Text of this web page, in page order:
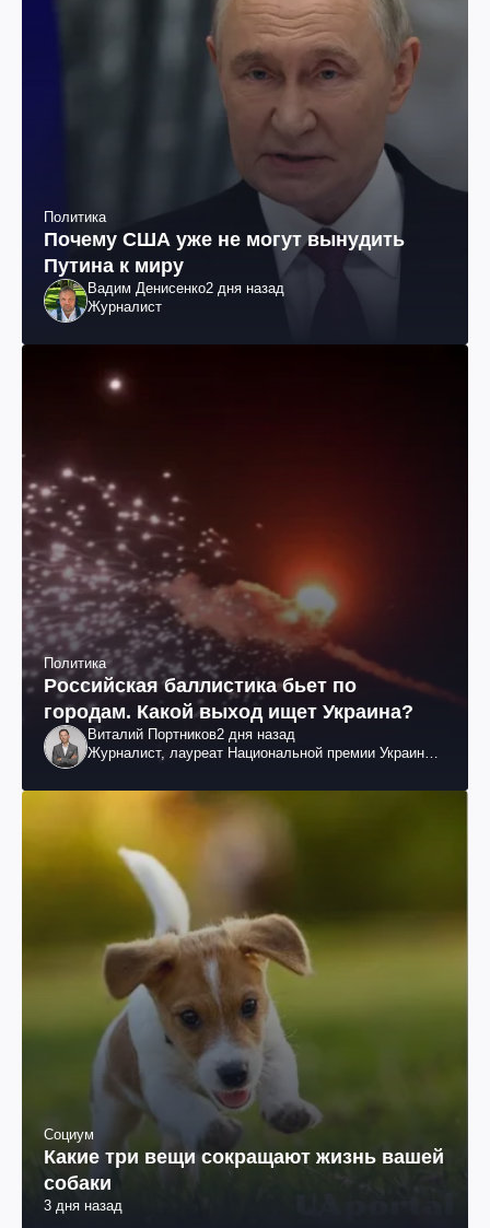
Политика
Почему США уже не могут вынудить
Путина к миру
Вадим Денисенко2 дня назад
Журналист
Политика
Российская баллистика бьет по
городам. Какой выход ищет Украина?
Виталий Портников2 дня назад
Журналист, лауреат Национальной премии Украины
Социум
Какие три вещи сокращают жизнь вашей
собаки
3 дня назад